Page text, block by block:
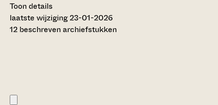
Toon details
Datering:
1919 - 1996
Categorie:
laatste wijziging 23-01-2026
12 beschreven archiefstukken